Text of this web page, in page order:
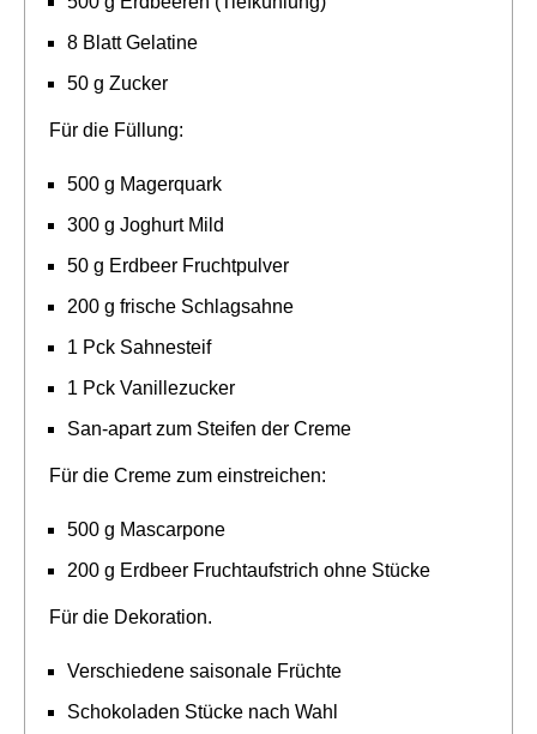
8 Blatt Gelatine
50 g Zucker
Für die Füllung:
500 g Magerquark
300 g Joghurt Mild
50 g Erdbeer Fruchtpulver
200 g frische Schlagsahne
1 Pck Sahnesteif
1 Pck Vanillezucker
San-apart zum Steifen der Creme
Für die Creme zum einstreichen:
500 g Mascarpone
200 g Erdbeer Fruchtaufstrich ohne Stücke
Für die Dekoration.
Verschiedene saisonale Früchte
Schokoladen Stücke nach Wahl